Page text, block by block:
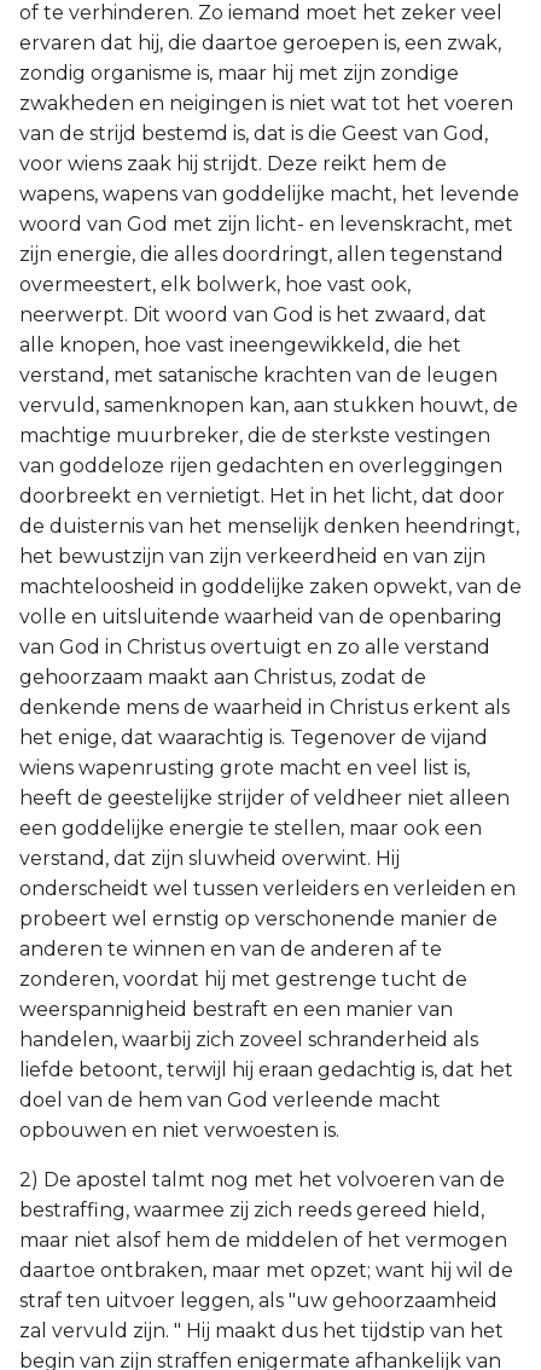
of te verhinderen. Zo iemand moet het zeker veel
ervaren dat hij, die daartoe geroepen is, een zwak,
zondig organisme is, maar hij met zijn zondige
zwakheden en neigingen is niet wat tot het voeren
van de strijd bestemd is, dat is die Geest van God,
voor wiens zaak hij strijdt. Deze reikt hem de
wapens, wapens van goddelijke macht, het levende
woord van God met zijn licht- en levenskracht, met
zijn energie, die alles doordringt, allen tegenstand
overmeestert, elk bolwerk, hoe vast ook,
neerwerpt. Dit woord van God is het zwaard, dat
alle knopen, hoe vast ineengewikkeld, die het
verstand, met satanische krachten van de leugen
vervuld, samenknopen kan, aan stukken houwt, de
machtige muurbreker, die de sterkste vestingen
van goddeloze rijen gedachten en overleggingen
doorbreekt en vernietigt. Het in het licht, dat door
de duisternis van het menselijk denken heendringt,
het bewustzijn van zijn verkeerdheid en van zijn
machteloosheid in goddelijke zaken opwekt, van de
volle en uitsluitende waarheid van de openbaring
van God in Christus overtuigt en zo alle verstand
gehoorzaam maakt aan Christus, zodat de
denkende mens de waarheid in Christus erkent als
het enige, dat waarachtig is. Tegenover de vijand
wiens wapenrusting grote macht en veel list is,
heeft de geestelijke strijder of veldheer niet alleen
een goddelijke energie te stellen, maar ook een
verstand, dat zijn sluwheid overwint. Hij
onderscheidt wel tussen verleiders en verleiden en
probeert wel ernstig op verschonende manier de
anderen te winnen en van de anderen af te
zonderen, voordat hij met gestrenge tucht de
weerspannigheid bestraft en een manier van
handelen, waarbij zich zoveel schranderheid als
liefde betoont, terwijl hij eraan gedachtig is, dat het
doel van de hem van God verleende macht
opbouwen en niet verwoesten is.
2) De apostel talmt nog met het volvoeren van de
bestraffing, waarmee zij zich reeds gereed hield,
maar niet alsof hem de middelen of het vermogen
daartoe ontbraken, maar met opzet; want hij wil de
straf ten uitvoer leggen, als "uw gehoorzaamheid
zal vervuld zijn. " Hij maakt dus het tijdstip van het
begin van zijn straffen enigermate afhankelijk van